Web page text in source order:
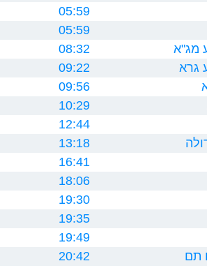
05:59
05:59
מג"א
08:32
גרא
09:22
09:56
10:29
12:44
13:18
16:41
18:06
19:30
19:35
19:49
תם
20:42